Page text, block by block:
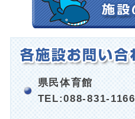
県民体育館
TEL:088-831-1166